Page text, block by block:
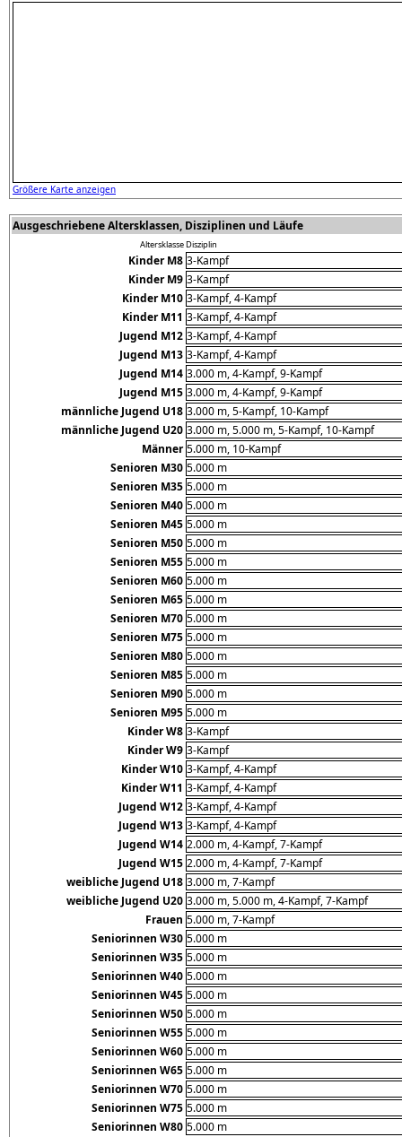
Größere Karte anzeigen
Ausgeschriebene Altersklassen, Disziplinen und Läufe
AltersklasseDisziplin
Kinder M8 3-Kampf
Kinder M9 3-Kampf
Kinder M10 3-Kampf, 4-Kampf
Kinder M11 3-Kampf, 4-Kampf
Jugend M12 3-Kampf, 4-Kampf
Jugend M13 3-Kampf, 4-Kampf
Jugend M14 3.000 m, 4-Kampf, 9-Kampf
Jugend M15 3.000 m, 4-Kampf, 9-Kampf
männliche Jugend U18 3.000 m, 5-Kampf, 10-Kampf
männliche Jugend U20 3.000 m, 5.000 m, 5-Kampf, 10-Kampf
Männer 5.000 m, 10-Kampf
Senioren M30 5.000 m
Senioren M35 5.000 m
Senioren M40 5.000 m
Senioren M45 5.000 m
Senioren M50 5.000 m
Senioren M55 5.000 m
Senioren M60 5.000 m
Senioren M65 5.000 m
Senioren M70 5.000 m
Senioren M75 5.000 m
Senioren M80 5.000 m
Senioren M85 5.000 m
Senioren M90 5.000 m
Senioren M95 5.000 m
Kinder W8 3-Kampf
Kinder W9 3-Kampf
Kinder W10 3-Kampf, 4-Kampf
Kinder W11 3-Kampf, 4-Kampf
Jugend W12 3-Kampf, 4-Kampf
Jugend W13 3-Kampf, 4-Kampf
Jugend W14 2.000 m, 4-Kampf, 7-Kampf
Jugend W15 2.000 m, 4-Kampf, 7-Kampf
weibliche Jugend U18 3.000 m, 7-Kampf
weibliche Jugend U20 3.000 m, 5.000 m, 4-Kampf, 7-Kampf
Frauen 5.000 m, 7-Kampf
Seniorinnen W30 5.000 m
Seniorinnen W35 5.000 m
Seniorinnen W40 5.000 m
Seniorinnen W45 5.000 m
Seniorinnen W50 5.000 m
Seniorinnen W55 5.000 m
Seniorinnen W60 5.000 m
Seniorinnen W65 5.000 m
Seniorinnen W70 5.000 m
Seniorinnen W75 5.000 m
Seniorinnen W80 5.000 m